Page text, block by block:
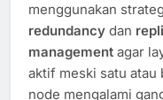
menggunakan
redundancy dan
management agar
aktif meski satu atau
node mengalami